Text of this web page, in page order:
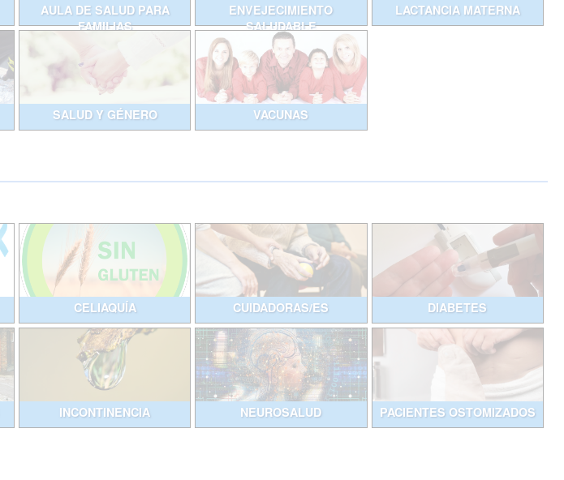
AULA DE SALUD PARA
FAMILIAS
ENVEJECIMIENTO
SALUDABLE
LACTANCIA MATERNA
SALUD Y GÉNERO VACUNAS
CELIAQUÍA CUIDADORAS/ES DIABETES
INCONTINENCIA NEUROSALUD PACIENTES OSTOMIZADOS